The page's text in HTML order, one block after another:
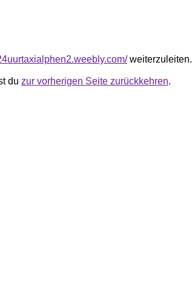
weiterzuleiten.
du zur vorherigen Seite zurückkehren.